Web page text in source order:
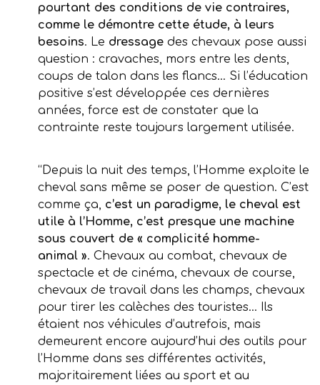
pourtant des conditions de vie contraires,
comme le démontre cette étude, à leurs
besoins. Le dressage des chevaux pose aussi
question : cravaches, mors entre les dents,
coups de talon dans les flancs… Si l’éducation
positive s’est développée ces dernières
années, force est de constater que la
contrainte reste toujours largement utilisée.
“Depuis la nuit des temps, l’Homme exploite le
cheval sans même se poser de question. C’est
comme ça, c’est un paradigme, le cheval est
utile à l’Homme, c’est presque une machine
sous couvert de « complicité homme-
animal ». Chevaux au combat, chevaux de
spectacle et de cinéma, chevaux de course,
chevaux de travail dans les champs, chevaux
pour tirer les calèches des touristes… Ils
étaient nos véhicules d’autrefois, mais
demeurent encore aujourd’hui des outils pour
l’Homme dans ses différentes activités,
majoritairement liées au sport et au